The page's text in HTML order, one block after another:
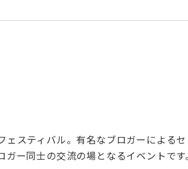
スティバル。有名なブロガーによる
ー同士の交流の場となるイベントです